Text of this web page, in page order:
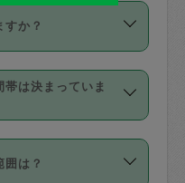
依頼リクエスト
い。プロフィー
だかなくても大
イドカード（Vプ
）は支払にはご利
応していませ
「定期（毎週｜
」の依頼は「ス
でご利用できま
けていない代わ
ャンセルは有償
か？
途発生し、依頼
お支払いとなり
依頼の詳細」に
は決まっていま
。いずれも１回あ
は？